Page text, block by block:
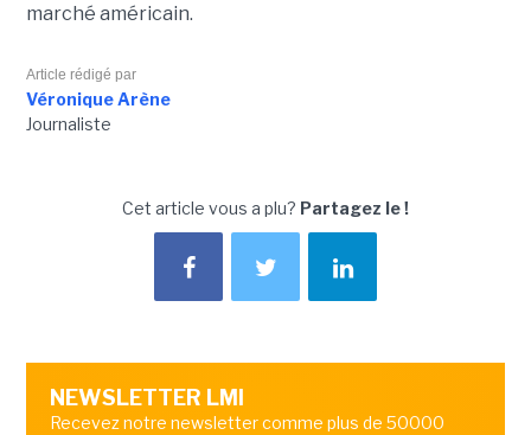
marché américain.
Article rédigé par
Véronique Arène
Journaliste
Cet article vous a plu? Partagez le !
NEWSLETTER LMI
Recevez notre newsletter comme plus de 50000